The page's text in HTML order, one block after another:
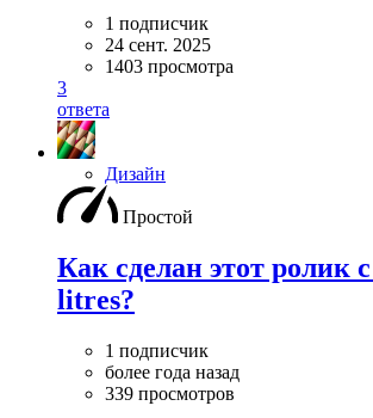
1 подписчик
24 сент. 2025
1403 просмотра
3
ответа
Дизайн
Простой
Как сделан этот ролик
litres?
1 подписчик
более года назад
339 просмотров